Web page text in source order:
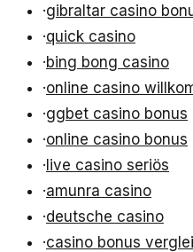
·gibraltar casino
·quick casino
·bing bong casino
·online casino
·ggbet casino bonus
·online casino bonus
·live casino seriös
·amunra casino
·deutsche casino
·casino bonus